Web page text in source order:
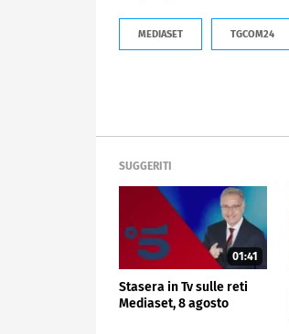
MEDIASET TGCOM24
SUGGERITI
01:41
Stasera in Tv sulle reti
Mediaset, 8 agosto